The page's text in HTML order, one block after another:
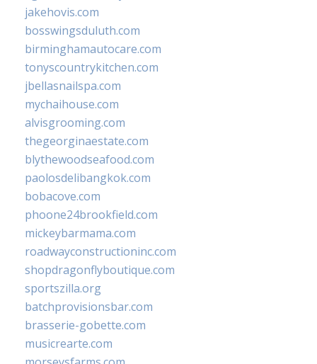
jakehovis.com
bosswingsduluth.com
birminghamautocare.com
tonyscountrykitchen.com
jbellasnailspa.com
mychaihouse.com
alvisgrooming.com
thegeorginaestate.com
blythewoodseafood.com
paolosdelibangkok.com
bobacove.com
phoone24brookfield.com
mickeybarmama.com
roadwayconstructioninc.com
shopdragonflyboutique.com
sportszilla.org
batchprovisionsbar.com
brasserie-gobette.com
musicrearte.com